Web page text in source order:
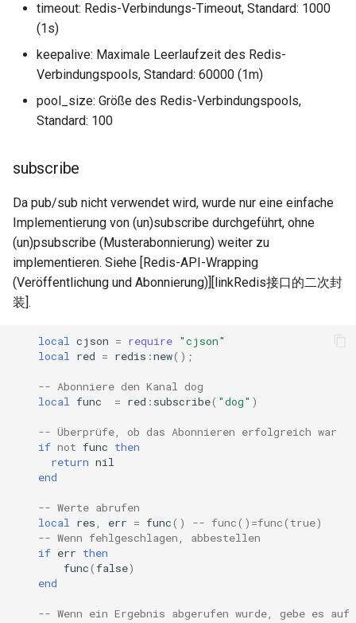
limit-traffic-rate
link
live-common
log-var-set
log-zmq
loop-detect
lua-upstream
markdown
memc
naxsi
nchan
nftset-access
timeout: Redis-Verbindungs-Timeout, Standard: 1000
(1s)
keepalive: Maximale Leerlaufzeit des Redis-
Verbindungspools, Standard: 60000 (1m)
pool_size: Größe des Redis-Verbindungspools,
Standard: 100
subscribe
Da pub/sub nicht verwendet wird, wurde nur eine einfache
Implementierung von (un)subscribe durchgeführt, ohne
(un)psubscribe (Musterabonnierung) weiter zu
implementieren. Siehe [Redis-API-Wrapping
(Veröffentlichung und Abonnierung)][linkRedis接口的二次封
装].
local cjson = require "cjson"
local
red = redis :new();
-- Abonniere den Kanal dog
local
func = red : subscribe( "dog" )
-- Überprüfe, ob das Abonnieren erfolgreich war
if not func then
return nil
end
-- Werte abrufen
local
res err = func()
-- func()=func(true)
-- Wenn fehlgeschlagen, abbestellen
if err then
func(false)
end
-- Wenn ein Ergebnis abgerufen wurde, gebe es